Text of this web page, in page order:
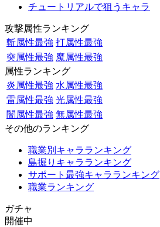
チュートリアルで狙うキャラ
攻撃属性ランキング
斬属性最強 打属性最強
突属性最強 魔属性最強
属性ランキング
炎属性最強 水属性最強
雷属性最強 光属性最強
闇属性最強 無属性最強
その他のランキング
職業別キャラランキング
島掘りキャラランキング
サポート最強キャラランキング
職業ランキング
ガチャ
開催中